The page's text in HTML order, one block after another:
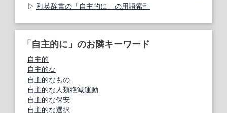
和英辞書の「自主的に」の用語索引
「自主的に」のお隣キーワード
自主的
自主的な
自主的なもの
自主的な人類絶滅運動
自主的な保安
自主的な選択